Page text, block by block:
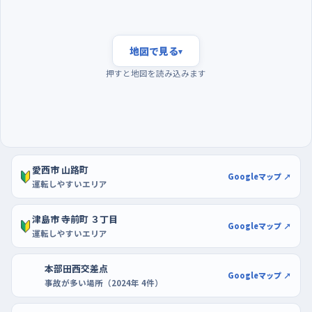
交差点まわりは、こちらが止まって譲る判断を自分でしなければ
ならないので、慣れてから足を伸ばすほうがいい。
に増えて、初めての人には情報が多すぎる。練習するなら、その波
が引いた昼前後か、夕方の混み始める前がおすすめ。曜日でいう
と日曜は街全体の動きがゆるやかで、逆に週の初めから半ばに
かけては仕事の車が多くなるので、最初の何回かは週末の午前
中を選ぶと落ち着いて走れる。
駐車の練習は、区画が広くて通路もゆったりしているヨシヅヤ津
島本店の駐車場が使いやすい。ホームセンターのDCM愛西店も、
買い物ついでに端のほうの空いた区画でバックの角度を確かめ
地図で見る▾
押すと地図を読み込みます
愛西市 山路町
運転しやすいエリア
Googleマップ ↗
津島市 寺前町 ３丁目
運転しやすいエリア
Googleマップ ↗
本部田西交差点
事故が多い場所（2024年 4件）
Googleマップ ↗